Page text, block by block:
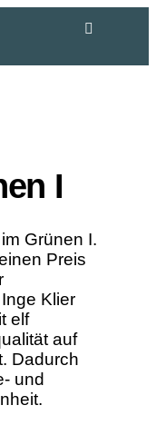
I
Grünen I.
Preis
Klier
elf
auf
Dadurch
und